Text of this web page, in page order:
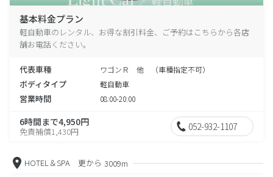
基本料金プラン
軽自動車のレンタル、お得な割引料金、ご予約はこちらから各店
舗お電話ください。
代表車種 ワゴンＲ 他 （車種指定不可）
ボディタイプ 軽自動車
営業時間 08:00-20:00
6時間まで4,950円
免責補償1,430円 052-932-1107
HOTEL＆SPA 更から 3009m